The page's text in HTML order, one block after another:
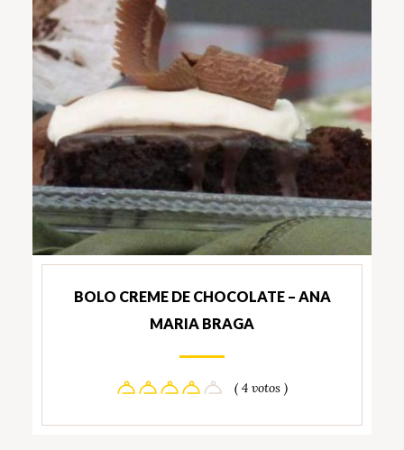
BOLO CREME DE CHOCOLATE – ANA
MARIA BRAGA
( 4 votos )